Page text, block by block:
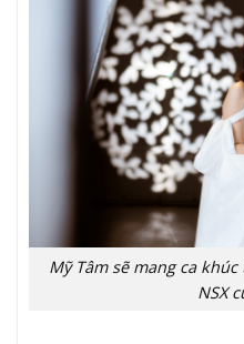
Mỹ Tâm sẽ mang ca
NSX